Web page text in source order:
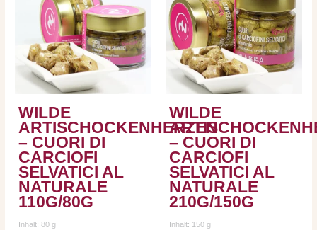
WILDE
ARTISCHOCKENHERZEN
– CUORI DI
CARCIOFI
SELVATICI AL
NATURALE
110G/80G
Inhalt: 80g
WILDE
– CUORI DI
CARCIOFI
SELVATICI AL
NATURALE
210G/150G
Inhalt: 150 g